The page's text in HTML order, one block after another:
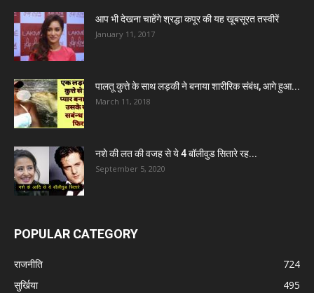
आप भी देखना चाहेंगे श्रद्धा कपूर की यह खूबसूरत तस्वीरें
January 11, 2017
पालतू कुत्ते के साथ लड़की ने बनाया शारीरिक संबंध, आगे हुआ...
March 11, 2018
नशे की लत की वजह से ये 4 बॉलीवुड सितारे रह...
September 5, 2020
POPULAR CATEGORY
राजनीति
724
सुर्खिया
495